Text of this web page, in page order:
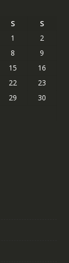
S
S
1
2
8
9
15
16
22
23
29
30